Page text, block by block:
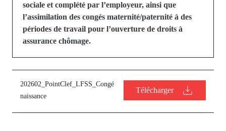
sociale et complété par l’employeur, ainsi que
l’assimilation des congés maternité/paternité à des
périodes de travail pour l’ouverture de droits à
assurance chômage.
202602_PointClef_LFSS_Congé
naissance
Télécharger